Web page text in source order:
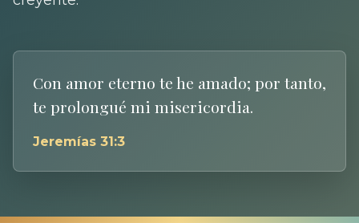
Con amor eterno te he amado; por tanto,
te prolongué mi misericordia.
Jeremías 31:3